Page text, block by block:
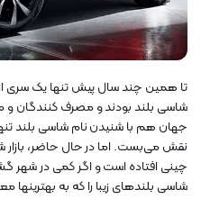
تا همین چند سال پیش تنها یک سری
شاسی بلند بودند و مصرف کنندگان
جهان هم با شنیدن نام شاسی بلند
نقش می‌بست. اما در حال حاضر،
چینی افتاده است و اگر کمی در شهر
شاسی بلندهای زیبا را که به بهترین‎ها معروف شده‌اند می‌بینید.